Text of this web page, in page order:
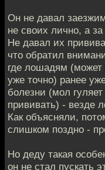
Он не давал
не своих лично, а
Не давал их
что обратил
где лошадям (может
уже точно) ранее
болезни (мол
прививать) - везде
Как объясняли,
слишком поздно -
Но деду такая
он не стал пускать